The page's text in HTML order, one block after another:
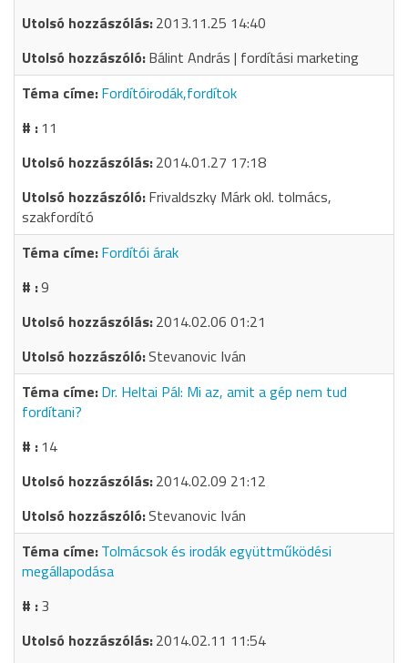
2013.11.25 14:40
Bálint András | fordítási marketing
Fordítóirodák,fordítok
11
2014.01.27 17:18
Frivaldszky Márk okl. tolmács,
szakfordító
Fordítói árak
9
2014.02.06 01:21
Stevanovic Iván
Dr. Heltai Pál: Mi az, amit a gép nem tud
fordítani?
14
2014.02.09 21:12
Stevanovic Iván
Tolmácsok és irodák együttműködési
megállapodása
3
2014.02.11 11:54